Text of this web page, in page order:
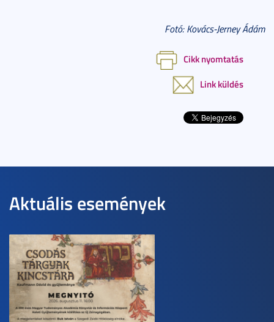
Fotó: Kovács-Jerney Ádám
Cikk nyomtatás
Link küldés
Aktuális események